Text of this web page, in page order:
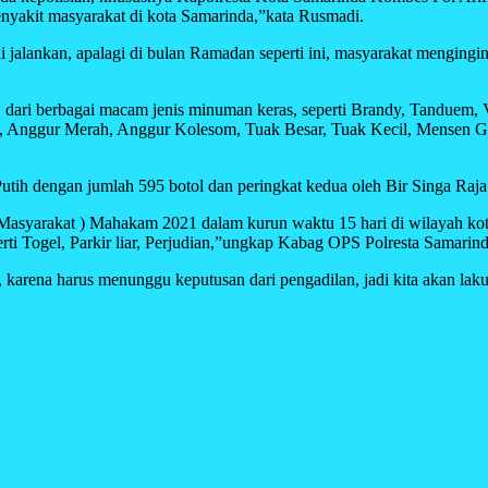
masyarakat di kota Samarinda,”kata Rusmadi.
apalagi di bulan Ramadan seperti ini, masyarakat
berbagai macam jenis minuman keras, seperti Brandy,
Merah, Anggur Kolesom, Tuak Besar, Tuak Kecil, Mensen
dengan jumlah 595 botol dan peringkat kedua oleh Bir Singa
) Mahakam 2021 dalam kurun waktu 15 hari di wilayah
Togel, Parkir liar, Perjudian,”ungkap Kabag OPS Polresta
harus menunggu keputusan dari pengadilan, jadi kita akan